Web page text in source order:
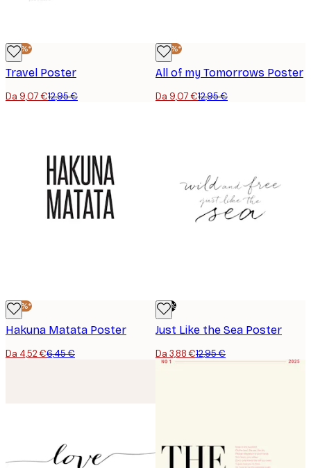
-30%*
Travel Poster
Da 9,07 €12,95 €
-30%*
All of my Tomorrows Poster
Da 9,07 €12,95 €
-30%*
Hakuna Matata Poster
Da 4,52 €6,45 €
-70%
Just Like the Sea Poster
Da 3,88 €12,95 €